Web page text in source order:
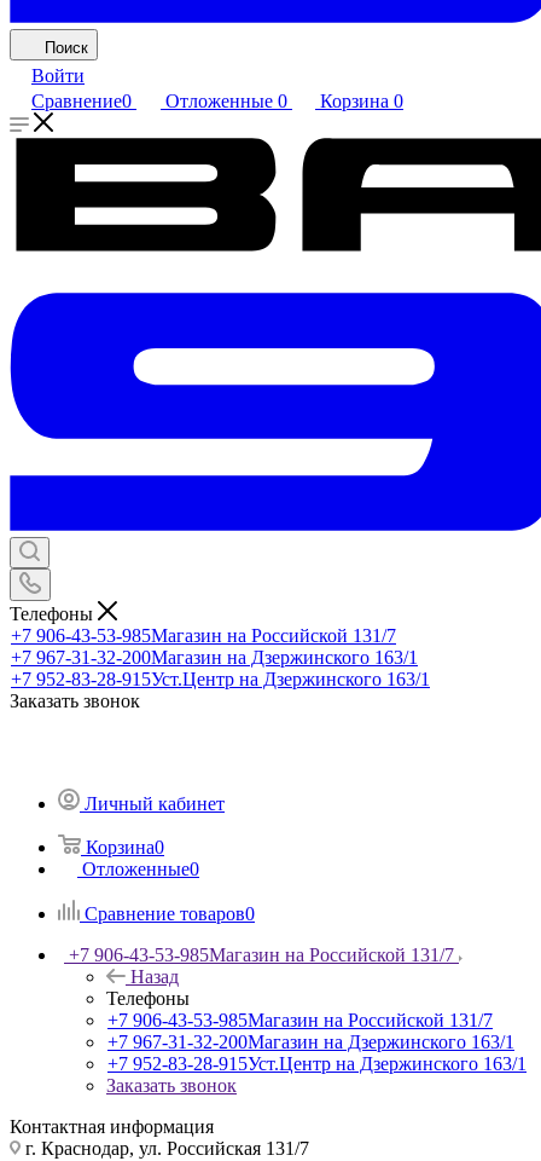
Поиск
Войти
Сравнение0 Отложенные 0 Корзина 0
Телефоны
+7 906-43-53-985Магазин на Российской 131/7
+7 967-31-32-200Магазин на Дзержинского 163/1
+7 952-83-28-915Уст.Центр на Дзержинского 163/1
Заказать звонок
Личный кабинет
Корзина0
Отложенные0
Сравнение товаров0
+7 906-43-53-985Магазин на Российской 131/7
Назад
Телефоны
+7 906-43-53-985Магазин на Российской 131/7
+7 967-31-32-200Магазин на Дзержинского 163/1
+7 952-83-28-915Уст.Центр на Дзержинского 163/1
Заказать звонок
Контактная информация
г. Краснодар, ул. Российская 131/7